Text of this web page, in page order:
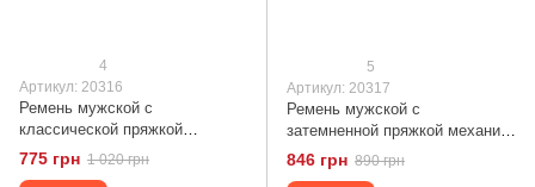
4
Артикул: 20316
Ремень мужской с
классической пряжкой
механика Vintage 20316
Черный
775 грн 1 020 грн
5
Артикул: 20317
Ремень мужской с
затемненной пряжкой механика
Vintage 20317 Черный
846 грн 890 грн